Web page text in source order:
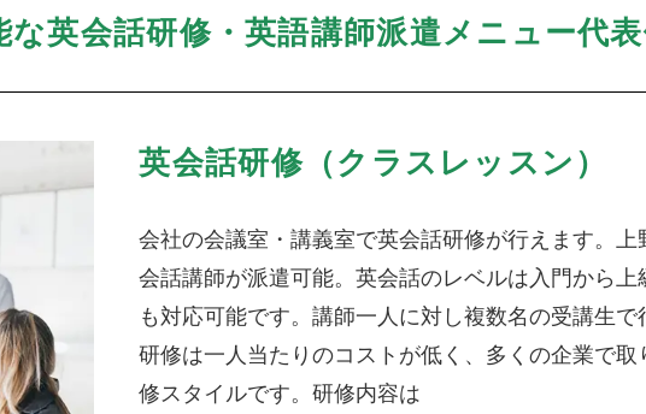
な英会話研修・英語講師派遣メニュー代表
英会話研修（クラスレッスン）
会社の会議室・講義室で英会話研修が行えます。
会話講師が派遣可能。英会話のレベルは入門から
も対応可能です。講師一人に対し複数名の受講生
研修は一人当たりのコストが低く、多くの企業で
修スタイルです。研修内容は